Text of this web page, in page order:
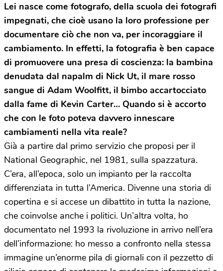
Lei nasce come fotografo, della scuola dei fotografi
impegnati, che cioè usano la loro professione per
documentare ciò che non va, per incoraggiare il
cambiamento. In effetti, la fotografia è ben capace
di promuovere una presa di coscienza: la bambina
denudata dal napalm di Nick Ut, il mare rosso
sangue di Adam Woolfitt, il bimbo accartocciato
dalla fame di Kevin Carter… Quando si è accorto
che con le foto poteva davvero innescare
cambiamenti nella vita reale?
Già a partire dal primo servizio che proposi per il
National Geographic, nel 1981, sulla spazzatura.
C’era, all’epoca, solo un impianto per la raccolta
differenziata in tutta l’America. Divenne una storia di
copertina e si accese un dibattito in tutta la nazione,
che coinvolse anche i politici. Un’altra volta, ho
documentato nel 1993 la rivoluzione in arrivo nell’era
dell’informazione: ho messo a confronto nella stessa
immagine un’enorme pila di giornali con il pezzetto di